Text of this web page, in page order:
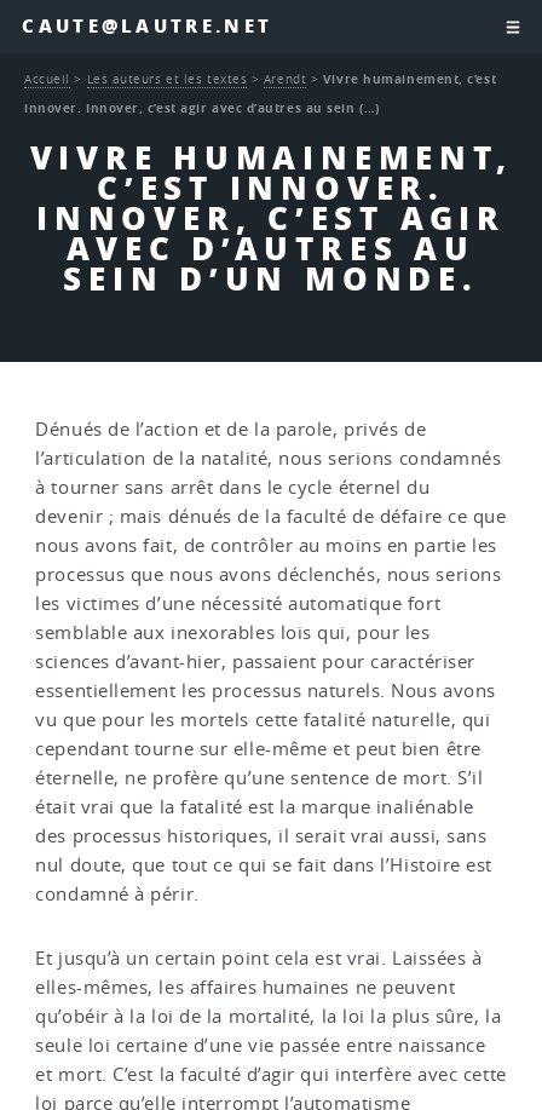
CAUTE@LAUTRE.NET
VIVRE HUMAINEMENT,
C’EST INNOVER.
INNOVER, C’EST AGIR
AVEC D’AUTRES AU
SEIN D’UN MONDE.
Accueil > Les auteurs et les textes > Arendt > Vivre humainement, c’est
innover. Innover, c’est agir avec d’autres au sein (…)
Dénués de l’action et de la parole, privés de
l’articulation de la natalité, nous serions condamnés
à tourner sans arrêt dans le cycle éternel du
devenir ; mais dénués de la faculté de défaire ce que
nous avons fait, de contrôler au moins en partie les
processus que nous avons déclenchés, nous serions
les victimes d’une nécessité automatique fort
semblable aux inexorables lois qui, pour les
sciences d’avant-hier, passaient pour caractériser
essentiellement les processus naturels. Nous avons
vu que pour les mortels cette fatalité naturelle, qui
cependant tourne sur elle-même et peut bien être
éternelle, ne profère qu’une sentence de mort. S’il
était vrai que la fatalité est la marque inaliénable
des processus historiques, il serait vrai aussi, sans
nul doute, que tout ce qui se fait dans l’Histoire est
condamné à périr.
Et jusqu’à un certain point cela est vrai. Laissées à
elles-mêmes, les affaires humaines ne peuvent
qu’obéir à la loi de la mortalité, la loi la plus sûre, la
seule loi certaine d’une vie passée entre naissance
et mort. C’est la faculté d’agir qui interfère avec cette
loi parce qu’elle interrompt l’automatisme